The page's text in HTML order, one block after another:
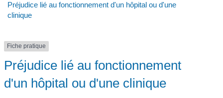
Préjudice lié au fonctionnement d'un hôpital ou d'une
clinique
Fiche pratique
Préjudice lié au fonctionnement
d'un hôpital ou d'une clinique